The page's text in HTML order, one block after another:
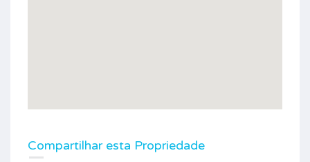
Compartilhar esta Propriedade